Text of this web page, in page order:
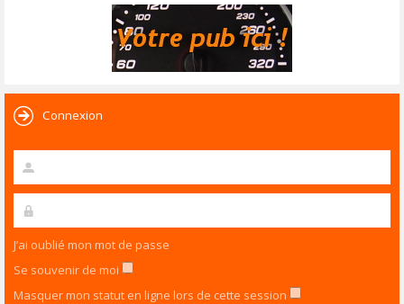
Connexion
J’ai oublié mon mot de passe
Se souvenir de moi
Masquer mon statut en ligne lors de cette session